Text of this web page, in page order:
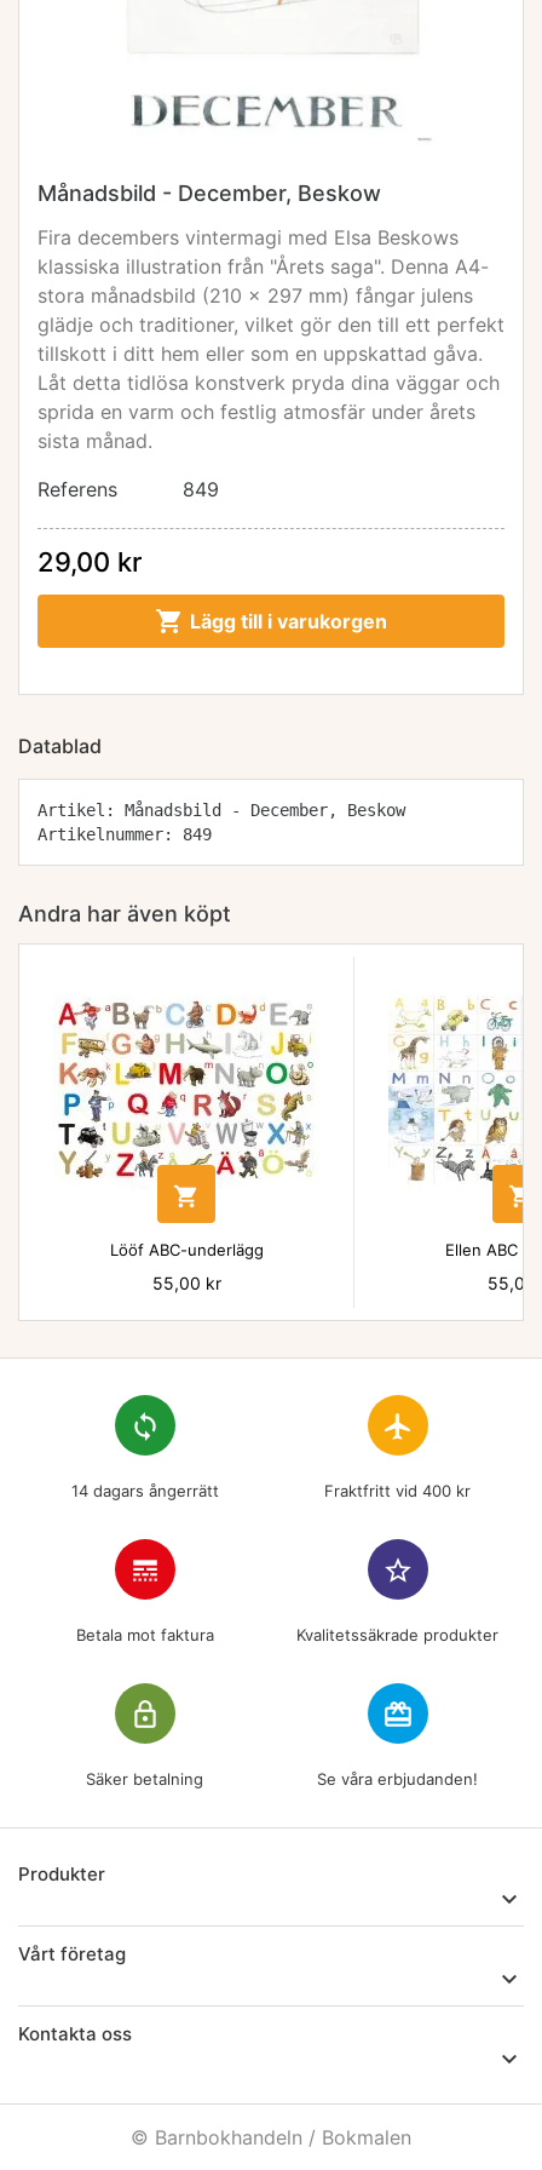
Månadsbild - December, Beskow
Fira decembers vintermagi med Elsa Beskows
klassiska illustration från "Årets saga". Denna A4-
stora månadsbild (210 x 297 mm) fångar julens
glädje och traditioner, vilket gör den till ett perfekt
tillskott i ditt hem eller som en uppskattad gåva.
Låt detta tidlösa konstverk pryda dina väggar och
sprida en varm och festlig atmosfär under årets
sista månad.
Referens
849
29,00 kr
 Lägg till i varukorgen
Datablad
Artikel: Månadsbild - December, Beskow
Artikelnummer: 849
Andra har även köpt

Lööf ABC-underlägg
Pris
55,00 kr

Ellen ABC
Pris
55,00
loop
14 dagars ångerrätt
flight
Fraktfritt vid 400 kr
line_style
Betala mot faktura
star_border
Kvalitetssäkrade produkter
lock_outline
Säker betalning
redeem
Se våra erbjudanden!
Produkter

Vårt företag

Kontakta oss

© Barnbokhandeln / Bokmalen